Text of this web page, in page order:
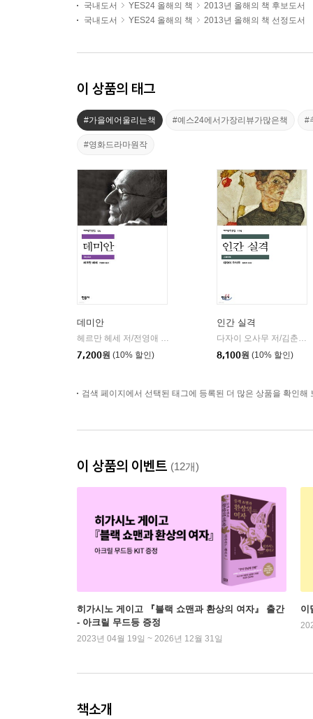
국내도서
YES24 올해의 책
2013년 올해의 책 후보도서
국내도서
YES24 올해의 책 2013년 올해의 책 선정도서
이 상품의 태그
#가을에어울리는책 #예스24에서가장리뷰가많은책 #
#영화드라마원작
데미안
헤르만 헤세 저/전영애 역
7,200원 (10% 할인)
인간 실격
다자이 오사무 저/김춘미 역
8,100원 (10% 할인)
검색 페이지에서 선택된 태그에 등록된 더 많은 상품을 확인해
이 상품의 이벤트 (12개)
히가시노 게이고 『블랙 쇼맨과 환상의 여자』 출간
- 아크릴 무드등 증정
2023년 04월 19일 ~ 2026년 12월 31일
이
책소개